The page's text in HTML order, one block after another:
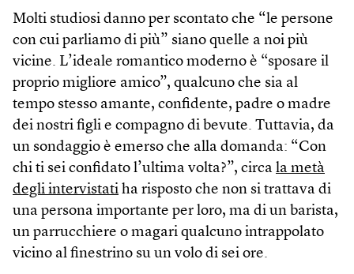
Molti studiosi danno per scontato che “le persone
con cui parliamo di più” siano quelle a noi più
vicine. L’ideale romantico moderno è “sposare il
proprio migliore amico”, qualcuno che sia al
tempo stesso amante, confidente, padre o madre
dei nostri figli e compagno di bevute. Tuttavia, da
un sondaggio è emerso che alla domanda: “Con
chi ti sei confidato l’ultima volta?”, circa la metà
degli intervistati ha risposto che non si trattava di
una persona importante per loro, ma di un barista,
un parrucchiere o magari qualcuno intrappolato
vicino al finestrino su un volo di sei ore.